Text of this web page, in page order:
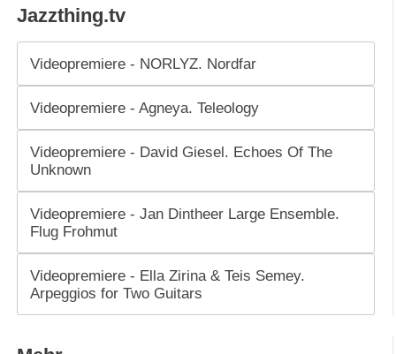
Jazzthing.tv
Videopremiere - NORLYZ. Nordfar
Videopremiere - Agneya. Teleology
Videopremiere - David Giesel. Echoes Of The
Unknown
Videopremiere - Jan Dintheer Large Ensemble.
Flug Frohmut
Videopremiere - Ella Zirina & Teis Semey.
Arpeggios for Two Guitars